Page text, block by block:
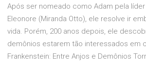
Após ser nomeado como Adam pela
Eleonore (Miranda Otto), ele resolve ir
vida. Porém, 200 anos depois, ele
demônios estarem tão interessados em
Frankenstein: Entre Anjos e Demônios